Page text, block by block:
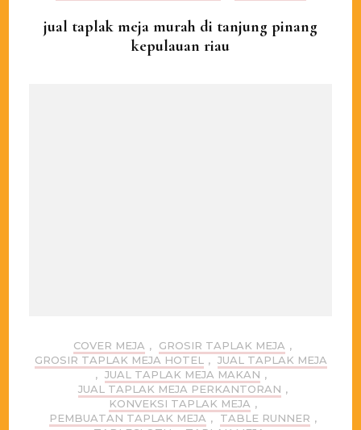
jual taplak meja murah di tanjung pinang
kepulauan riau
COVER MEJA , GROSIR TAPLAK MEJA ,
GROSIR TAPLAK MEJA HOTEL , JUAL TAPLAK MEJA
, JUAL TAPLAK MEJA MAKAN ,
JUAL TAPLAK MEJA PERKANTORAN ,
KONVEKSI TAPLAK MEJA ,
PEMBUATAN TAPLAK MEJA , TABLE RUNNER ,